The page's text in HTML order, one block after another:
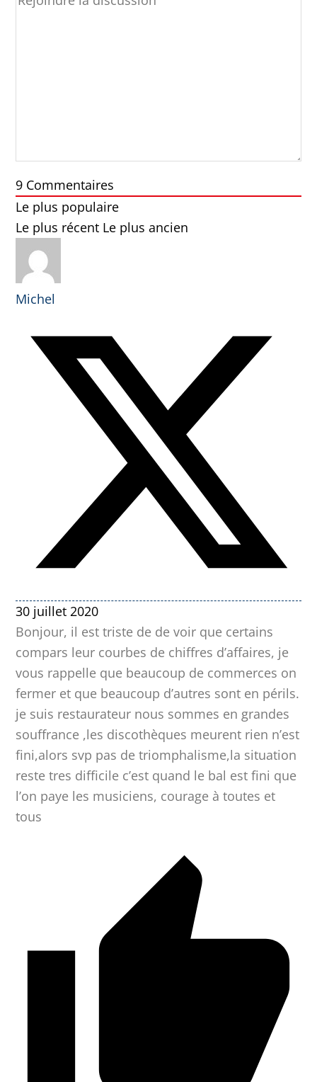
9 Commentaires
Le plus populaire
Le plus récent Le plus ancien
Michel
30 juillet 2020
Bonjour, il est triste de de voir que certains
compars leur courbes de chiffres d’affaires, je
vous rappelle que beaucoup de commerces on
fermer et que beaucoup d’autres sont en périls.
je suis restaurateur nous sommes en grandes
souffrance ,les discothèques meurent rien n’est
fini,alors svp pas de triomphalisme,la situation
reste tres difficile c’est quand le bal est fini que
l’on paye les musiciens, courage à toutes et
tous